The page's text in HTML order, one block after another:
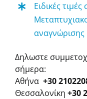
Ειδικές
Δηλωστε
σήμερα:
Αθήνα +30
Θεσσαλονίκη +30